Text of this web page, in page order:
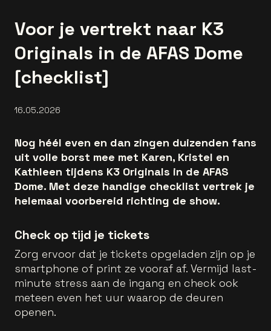
Voor je vertrekt naar K3
Originals in de AFAS Dome
[checklist]
16.05.2026
Nog héél even en dan zingen duizenden fans
uit volle borst mee met Karen, Kristel en
Kathleen tijdens K3 Originals in de AFAS
Dome. Met deze handige checklist vertrek je
helemaal voorbereid richting de show.
Check op tijd je tickets
Zorg ervoor dat je tickets opgeladen zijn op je
smartphone of print ze vooraf af. Vermijd last-
minute stress aan de ingang en check ook
meteen even het uur waarop de deuren
openen.